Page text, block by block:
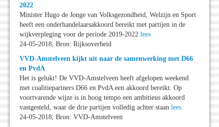
2022
Minister Hugo de Jonge van Volksgezondheid, Welzijn en Sport
heeft een onderhandelaarsakkoord bereikt met partijen in de
wijkverpleging voor de periode 2019-2022 lees
24-05-2018, Bron: Rijksoverheid
VVD-Amstelveen kijkt uit naar de samenwerking met D66
en PvdA
Het is gelukt! De VVD-Amstelveen heeft afgelopen weekend
met coalitiepartners D66 en PvdA een akkoord bereikt. Op
voortvarende wijze is in hoog tempo een ambitieus akkoord
vastgesteld, waar de drie partijen volledig achter staan lees
24-05-2018, Bron: VVD-Amstelveen